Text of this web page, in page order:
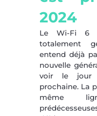
2024
Le Wi-Fi 6
totalement
entend déjà
nouvelle
voir le jour
prochaine. La
même